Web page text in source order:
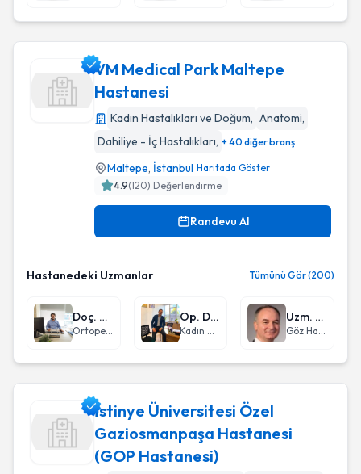
VM Medical Park Maltepe Hastanesi
VM Medical Park Maltepe
Hastanesi
Kadın Hastalıkları ve Doğum, Anatomi,
Dahiliye - İç Hastalıkları, + 40 diğer branş
Maltepe, İstanbul Haritada Göster
4.9(120) Değerlendirme
Randevu Al
Hastanedeki Uzmanlar Tümünü Gör (200)
Doç. Dr. İlker Çolak
Ortopedi ve Travmatoloji
Op. Dr. Lokman Tekin Ertekin
Kadın Hastalıkları ve Doğum
Uzm. Dr. Süleyman Kuğu
Göz Hastalıkları
İstinye Üniversitesi Özel
Gaziosmanpaşa Hastanesi
(GOP Hastanesi)